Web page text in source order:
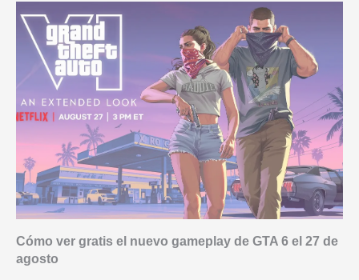
Cómo ver gratis el nuevo gameplay de GTA 6 el 27 de
agosto